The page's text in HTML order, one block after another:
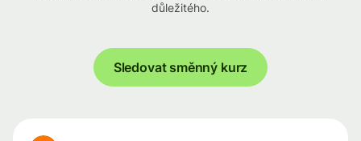
důležitého.
Sledovat směnný kurz